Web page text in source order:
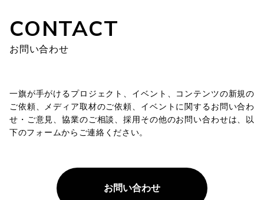
CONTACT
お問い合わせ
一旗が手がけるプロジェクト、イベント、コンテンツの新規の
ご依頼、メディア取材のご依頼、イベントに関するお問い合わ
せ・ご意見、協業のご相談、採用その他のお問い合わせは、以
下のフォームからご連絡ください。
お問い合わせ